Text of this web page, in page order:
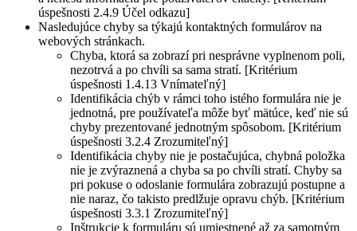
úspešnosti 2.4.9 Účel odkazu]
Nasledujúce chyby sa týkajú kontaktných formulárov na
webových stránkach.
Chyba, ktorá sa zobrazí pri nesprávne vyplnenom poli,
nezotrvá a po chvíli sa sama stratí. [Kritérium
úspešnosti 1.4.13 Vnímateľný]
Identifikácia chýb v rámci toho istého formulára nie je
jednotná, pre používateľa môže byť mätúce, keď nie sú
chyby prezentované jednotným spôsobom. [Kritérium
úspešnosti 3.2.4 Zrozumiteľný]
Identifikácia chyby nie je postačujúca, chybná položka
nie je zvýraznená a chyba sa po chvíli stratí. Chyby sa
pri pokuse o odoslanie formulára zobrazujú postupne a
nie naraz, čo takisto predlžuje opravu chýb. [Kritérium
úspešnosti 3.3.1 Zrozumiteľný]
Inštrukcie k formuláru sú umiestnené až za samotným